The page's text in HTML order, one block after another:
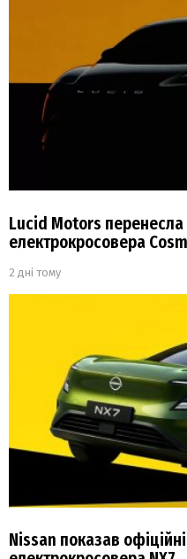
Lucid Motors перенесла
електрокросовера
2 дні тому
Nissan показав